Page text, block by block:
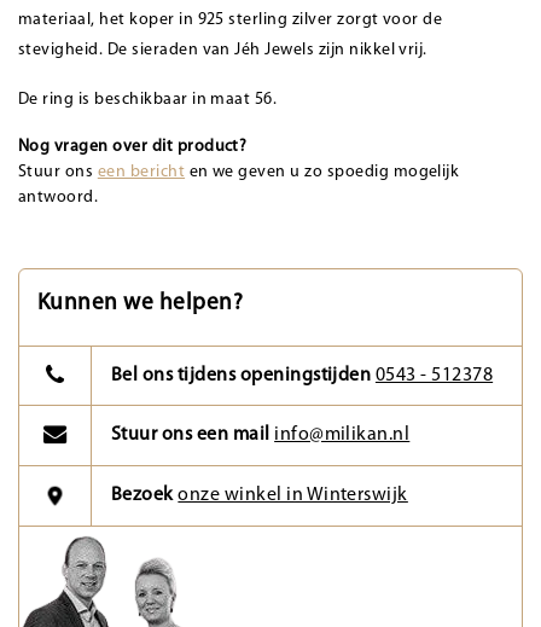
materiaal, het koper in 925 sterling zilver zorgt voor de
stevigheid. De sieraden van Jéh Jewels zijn nikkel vrij.
De ring is beschikbaar in maat 56.
Nog vragen over dit product?
Stuur ons een bericht en we geven u zo spoedig mogelijk
antwoord.
Kunnen we helpen?
Bel ons tijdens openingstijden 0543 - 512378
Stuur ons een mail info@milikan.nl
Bezoekonze winkel in Winterswijk